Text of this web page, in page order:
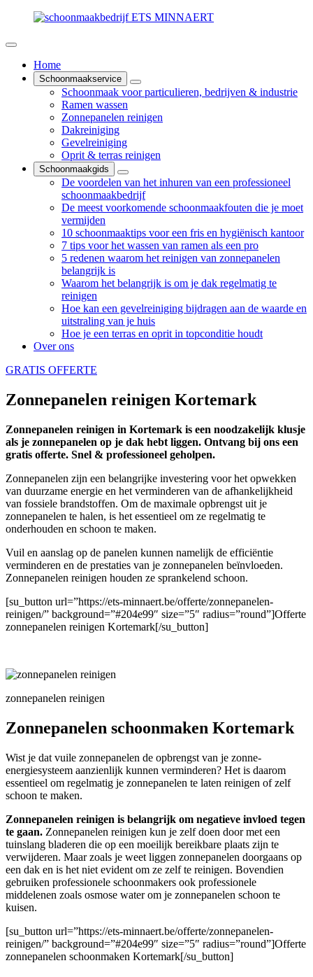
Home
Schoonmaakservice
Schoonmaak voor particulieren, bedrijven & industrie
Ramen wassen
Zonnepanelen reinigen
Dakreiniging
Gevelreiniging
Oprit & terras reinigen
Schoonmaakgids
De voordelen van het inhuren van een professioneel
schoonmaakbedrijf
De meest voorkomende schoonmaakfouten die je moet
vermijden
10 schoonmaaktips voor een fris en hygiënisch kantoor
7 tips voor het wassen van ramen als een pro
5 redenen waarom het reinigen van zonnepanelen
belangrijk is
Waarom het belangrijk is om je dak regelmatig te
reinigen
Hoe kan een gevelreiniging bijdragen aan de waarde en
uitstraling van je huis
Hoe je een terras en oprit in topconditie houdt
Over ons
GRATIS OFFERTE
Zonnepanelen reinigen Kortemark
Zonnepanelen reinigen in Kortemark is een noodzakelijk klusje
als je zonnepanelen op je dak hebt liggen. Ontvang bij ons een
gratis offerte. Snel & professioneel geholpen.
Zonnepanelen zijn een belangrijke investering voor het opwekken
van duurzame energie en het verminderen van de afhankelijkheid
van fossiele brandstoffen. Om de maximale opbrengst uit je
zonnepanelen te halen, is het essentieel om ze regelmatig te
onderhouden en schoon te maken.
Vuil en aanslag op de panelen kunnen namelijk de efficiëntie
verminderen en de prestaties van je zonnepanelen beïnvloeden.
Zonnepanelen reinigen houden ze sprankelend schoon.
[su_button url=”https://ets-minnaert.be/offerte/zonnepanelen-
reinigen/” background=”#204e99″ size=”5″ radius=”round”]Offerte
zonnepanelen reinigen Kortemark[/su_button]
zonnepanelen reinigen
Zonnepanelen schoonmaken Kortemark
Wist je dat vuile zonnepanelen de opbrengst van je zonne-
energiesysteem aanzienlijk kunnen verminderen? Het is daarom
essentieel om regelmatig je zonnepanelen te laten reinigen of zelf
schoon te maken.
Zonnepanelen reinigen is belangrijk om negatieve invloed tegen
te gaan. Zonnepanelen reinigen kun je zelf doen door met een
tuinslang bladeren die op een moeilijk bereikbare plaats zijn te
verwijderen. Maar zoals je weet liggen zonnepanelen doorgaans op
een dak en is het niet evident om ze zelf te reinigen. Bovendien
gebruiken professionele schoonmakers ook professionele
middelenen zoals osmose water om je zonnepanelen schoon te
kuisen.
[su_button url=”https://ets-minnaert.be/offerte/zonnepanelen-
reinigen/” background=”#204e99″ size=”5″ radius=”round”]Offerte
zonnepanelen schoonmaken Kortemark[/su_button]